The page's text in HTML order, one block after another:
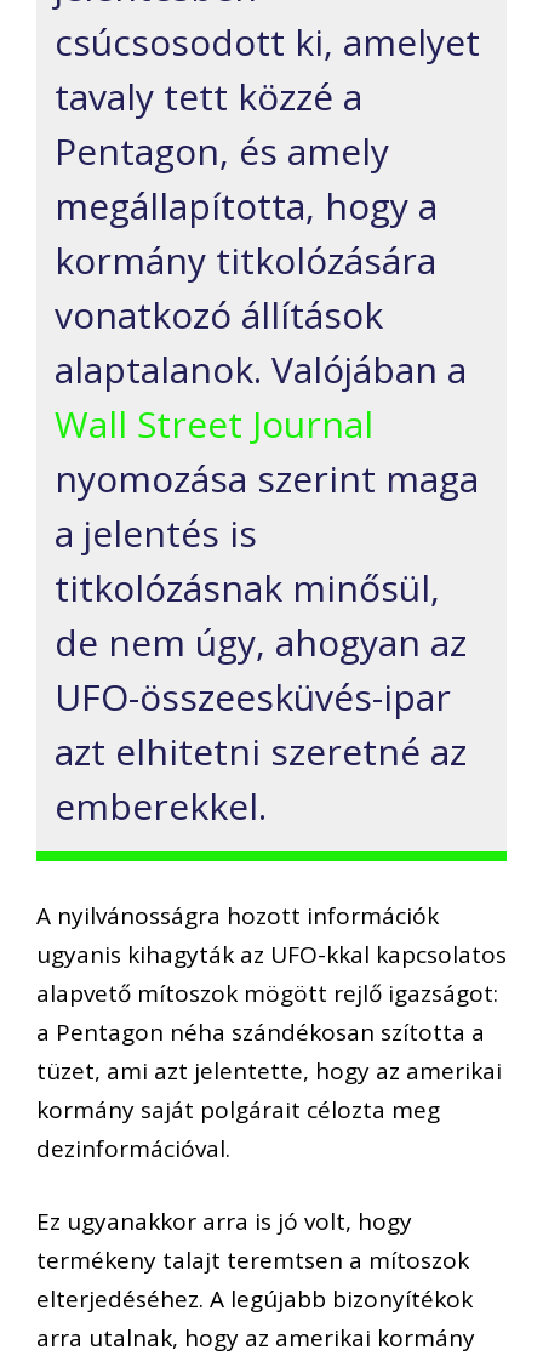
csúcsosodott ki, amelyet
tavaly tett közzé a
Pentagon, és amely
megállapította, hogy a
kormány titkolózására
vonatkozó állítások
alaptalanok. Valójában a
Wall Street Journal
nyomozása szerint maga
a jelentés is
titkolózásnak minősül,
de nem úgy, ahogyan az
UFO-összeesküvés-ipar
azt elhitetni szeretné az
emberekkel.
A nyilvánosságra hozott információk
ugyanis kihagyták az UFO-kkal kapcsolatos
alapvető mítoszok mögött rejlő igazságot:
a Pentagon néha szándékosan szította a
tüzet, ami azt jelentette, hogy az amerikai
kormány saját polgárait célozta meg
dezinformációval.
Ez ugyanakkor arra is jó volt, hogy
termékeny talajt teremtsen a mítoszok
elterjedéséhez. A legújabb bizonyítékok
arra utalnak, hogy az amerikai kormány